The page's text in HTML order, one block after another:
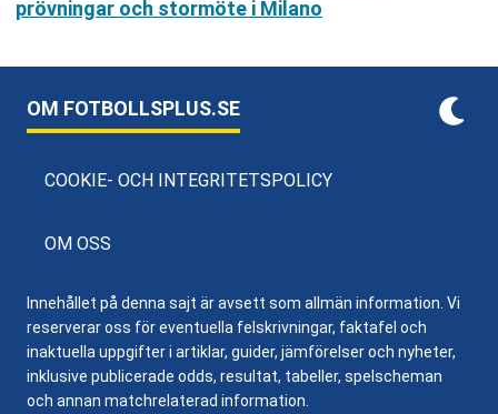
prövningar och stormöte i Milano
OM FOTBOLLSPLUS.SE
COOKIE- OCH INTEGRITETSPOLICY
OM OSS
Innehållet på denna sajt är avsett som allmän information. Vi
reserverar oss för eventuella felskrivningar, faktafel och
inaktuella uppgifter i artiklar, guider, jämförelser och nyheter,
inklusive publicerade odds, resultat, tabeller, spelscheman
och annan matchrelaterad information.